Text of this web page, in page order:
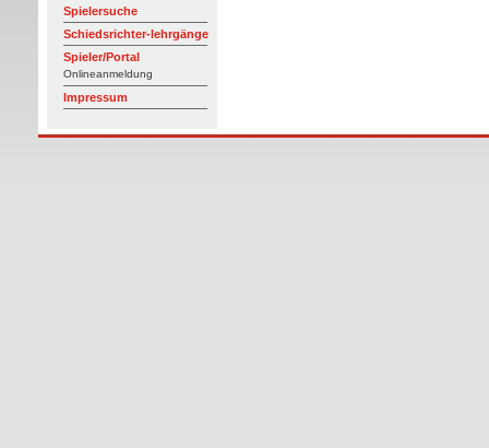
Spielersuche
Schiedsrichter-lehrgänge
Spieler/Portal
Onlineanmeldung
Impressum